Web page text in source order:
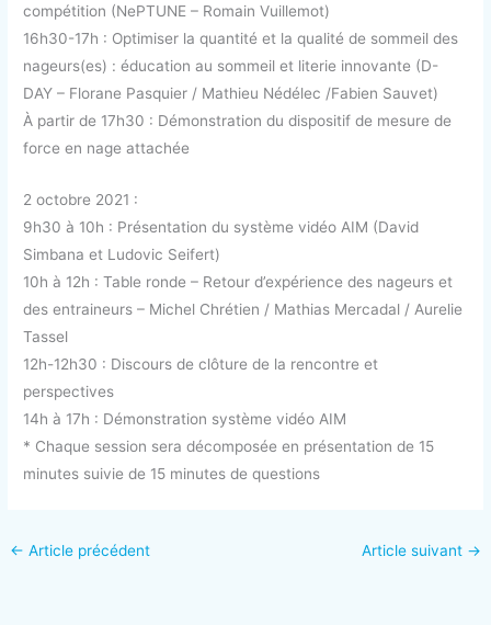
compétition (NePTUNE – Romain Vuillemot)
16h30-17h : Optimiser la quantité et la qualité de sommeil des
nageurs(es) : éducation au sommeil et literie innovante (D-
DAY – Florane Pasquier / Mathieu Nédélec /Fabien Sauvet)
À partir de 17h30 : Démonstration du dispositif de mesure de
force en nage attachée
2 octobre 2021 :
9h30 à 10h : Présentation du système vidéo AIM (David
Simbana et Ludovic Seifert)
10h à 12h : Table ronde – Retour d’expérience des nageurs et
des entraineurs – Michel Chrétien / Mathias Mercadal / Aurelie
Tassel
12h-12h30 : Discours de clôture de la rencontre et
perspectives
14h à 17h : Démonstration système vidéo AIM
* Chaque session sera décomposée en présentation de 15
minutes suivie de 15 minutes de questions
← Article précédent Article suivant →